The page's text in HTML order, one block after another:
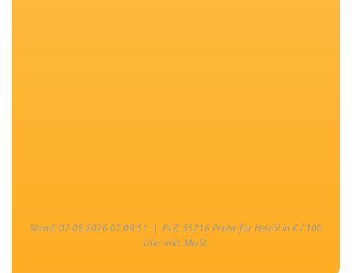
Stand: 07.08.2026 07:09:51 | PLZ: 35216 Preise für Heizöl in € / 100
Liter inkl. MwSt.